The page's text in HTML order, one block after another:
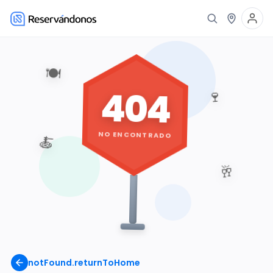
notFound.returnToHome
🍽️
🍷
🥂
🍝
404
NO ENCONTRADO